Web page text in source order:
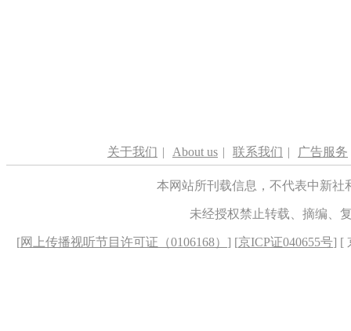
关于我们 | About us | 联系我们 | 广告服务
本网站所刊载信息，不代表中新
未经授权禁止转载、摘编、
[网上传播视听节目许可证（0106168） ] [京ICP证040655号] [